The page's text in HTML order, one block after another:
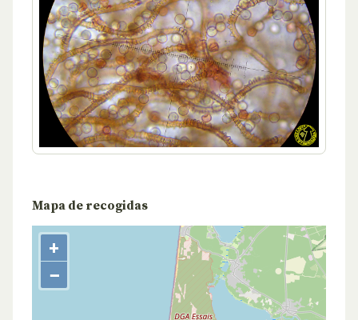
Mapa de recogidas
+
−